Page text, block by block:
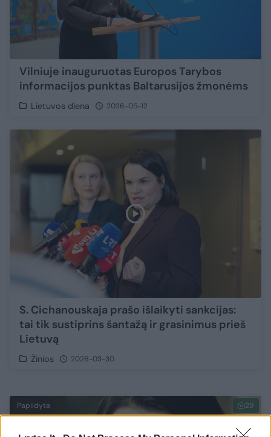
Vilniuje inauguruotas Europos Tarybos
informacijos punktas Baltarusijos žmonėms
Lietuvos diena 2026-05-12
S. Cichanouskaja prašo išlaikyti sankcijas:
tai tik sustiprins šantažą ir grasinimus prieš
Lietuvą
Žinios 2026-03-30
Papildyta 29